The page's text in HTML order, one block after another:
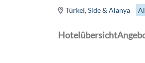
Türkei, Side & Alanya
Hotelübersicht